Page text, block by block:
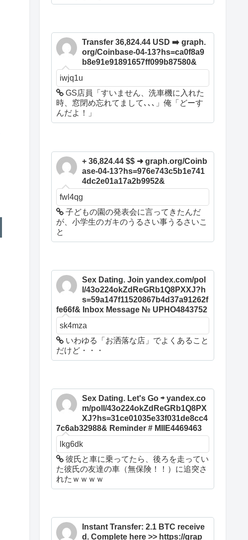
Transfer 36,824.44 USD ➡️ graph.
org/Coinbase-04-13?hs=ca0f8a9
b8e91e91891657ff099b87580&
iwjq1u
GS店員「すいません、洗車機に入れた
時、窓閉め忘れてまして､､､」俺「どーす
んだよ！」
+ 36,824.44 $$ ➜ graph.org/Coinb
ase-04-13?hs=976e743c5b1e741
4dc2e01a17a2b9952&
fwl4qg
子どもの園の発表会に言ってきたんだ
が、小学生のガキのうるさい事うるさいこ
と
Sex Dating. Join yandex.com/pol
l/43o224okZdReGRb1Q8PXXJ?h
s=59a147f11520867b4d37a91262f
fe66f& Inbox Message № UPHO4843752
sk4mza
いわゆる「お洒落な店」でよくあること
だけど・・・
Sex Dating. Let's Go ⇨ yandex.co
m/poll/43o224okZdReGRb1Q8PX
XJ?hs=31ce01035e33f031de8cc4
7c6ab32988& Reminder # MIIE4469463
lkg6dk
彼氏と車に乗ってたら、後ろを走ってい
た彼氏の友達の車（無保険！！）に追突さ
れたｗｗｗｗ
Instant Transfer: 2.1 BTC receive
d. Complete here >> https://grap